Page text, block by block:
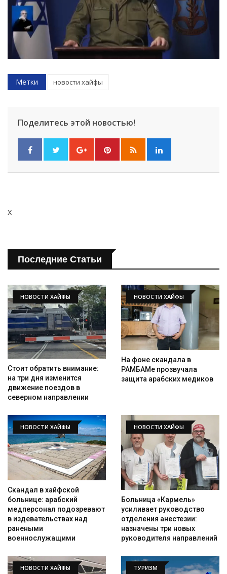
Искать
Метки новости хайфы
Поделитесь этой новостью!
x
Последние Статьи
НОВОСТИ ХАЙФЫ
Стоит обратить внимание:
на три дня изменится
движение поездов в
северном направлении
НОВОСТИ ХАЙФЫ
На фоне скандала в
РАМБАМе прозвучала
защита арабских медиков
НОВОСТИ ХАЙФЫ
Скандал в хайфской
больнице: арабский
медперсонал подозревают
в издевательствах над
ранеными
военнослужащими
НОВОСТИ ХАЙФЫ
Больница «Кармель»
усиливает руководство
отделения анестезии:
назначены три новых
руководителя направлений
НОВОСТИ ХАЙФЫ ТУРИЗМ